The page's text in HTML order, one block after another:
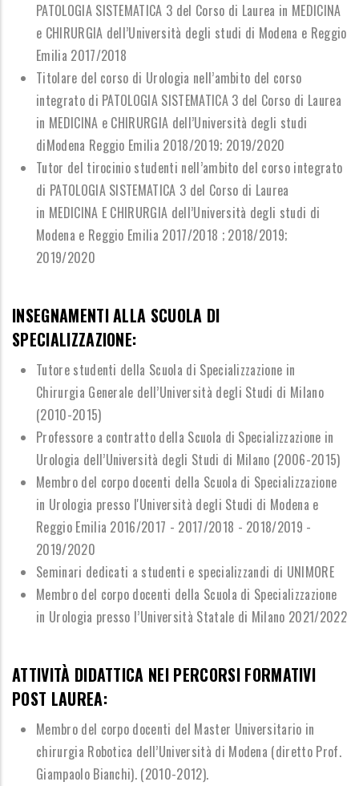
PATOLOGIA SISTEMATICA 3 del Corso di Laurea in MEDICINA
e CHIRURGIA dell’Università degli studi di Modena e Reggio
Emilia 2017/2018
Titolare del corso di Urologia nell’ambito del corso
integrato di PATOLOGIA SISTEMATICA 3 del Corso di Laurea
in MEDICINA e CHIRURGIA dell’Università degli studi
diModena Reggio Emilia 2018/2019; 2019/2020
Tutor del tirocinio studenti nell’ambito del corso integrato
di PATOLOGIA SISTEMATICA 3 del Corso di Laurea
in MEDICINA E CHIRURGIA dell’Università degli studi di
Modena e Reggio Emilia 2017/2018 ;2018/2019;
2019/2020
INSEGNAMENTI ALLA SCUOLA DI
SPECIALIZZAZIONE:
Tutore studenti della Scuola di Specializzazione in
Chirurgia Generale dell’Università degli Studi di Milano
(2010-2015)
Professore a contratto della Scuola di Specializzazione in
Urologia dell’Università degli Studi di Milano (2006-2015)
Membro del corpo docenti della Scuola di Specializzazione
in Urologia presso l'Università degli Studi di Modena e
Reggio Emilia 2016/2017 - 2017/2018 - 2018/2019 -
2019/2020
Seminari dedicati a studenti e specializzandi di UNIMORE
Membro del corpo docenti della Scuola di Specializzazione
in Urologia presso l’Università Statale di Milano 2021/2022
ATTIVITÀ DIDATTICA NEI PERCORSI FORMATIVI
POST LAUREA:
Membro del corpo docenti del Master Universitario in
chirurgia Robotica dell’Università di Modena (diretto Prof.
Giampaolo Bianchi). (2010-2012).